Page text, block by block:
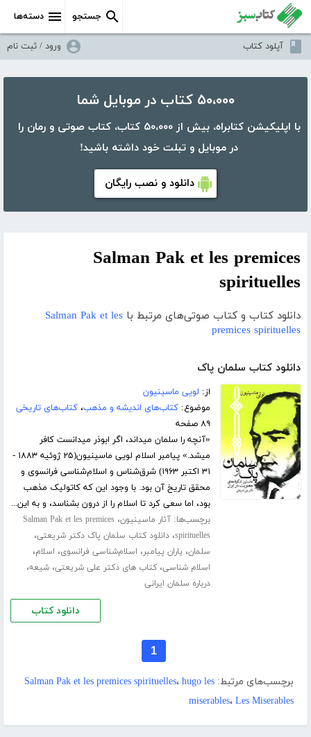
دسته‌ها جستجو
آپلود کتاب ورود / ثبت نام
۵۰،۰۰۰ کتاب در موبایل شما
با اپلیکیشن کتابراه، بیش از ۵۰،۰۰۰ کتاب، کتاب صوتی و رمان را
در موبایل و تبلت خود داشته باشید!
دانلود و نصب رایگان
Salman Pak et les premices
spirituelles
دانلود کتاب و کتاب صوتی‌های مرتبط با Salman Pak et les
premices spirituelles
دانلود کتاب سلمان پاک
از: لویی ماسینیون
موضوع:کتاب‌های اندیشه و مذهب،کتاب‌های تاریخی
۸۹ صفحه
«آنچه را سلمان میداند، اگر ابوذر میدانست کافر
میشد.» پیامبر اسلام لویی ماسینیون(۲۵ ژوئیه ۱۸۸۳ -
۳۱ اکتبر ۱۹۶۳) شرق‌شناس و اسلام‌شناسی فرانسوی و
محقق تاریخ آن بود. با وجود این که کاتولیک مذهب
بود، اما سعی کرد تا اسلام را از درون بشناسد، و به این...
برچسب‌ها:آثار ماسینیون،Salman Pak et les premices
spirituelles،دانلود کتاب سلمان پاک دکتر شریعتی،
سلمان، یاران پیامبر، اسلام‌شناسی فرانسوی، اسلام،
اسلام شناسی،کتاب های دکتر علی شریعتی،شیعه،
درباره سلمان ایرانی
دانلود کتاب
1
برچسب‌های مرتبط: Salman Pak et les premices spirituelles، hugo les
miserables، Les Miserables